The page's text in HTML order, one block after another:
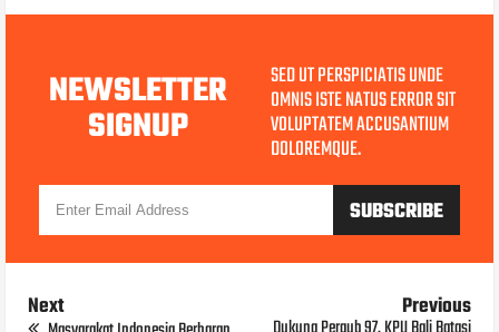
NEWSLETTER
SIGNUP
SED UT PERSPICIATIS UNDE
OMNIS ISTE NATUS ERROR SIT
VOLUPTATEM ACCUSANTIUM
DOLOREMQUE.
Next Previous